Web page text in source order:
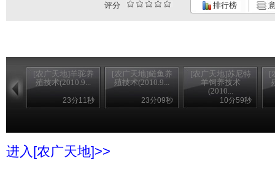
评分 排行榜
[农广天地]羊驼养
殖技术(2010.9...
23分11秒
[农广天地]鲢鱼养
殖技术(2010.9...
23分09秒
[农广天地]苏尼特
羊饲养技术
(2010...
10分59秒
[
进入[农广天地]>>